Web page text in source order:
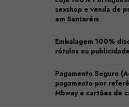
sexshop e venda de
em Santarém
Embalagem 100%
rótulos ou
Pagamento Seguro
pagamento por
Mbway e cartões de